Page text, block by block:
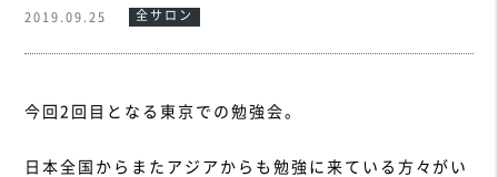
2019.09.25 全サロン
今回2回目となる東京での勉強会。
日本全国からまたアジアからも勉強に来ている方々がい